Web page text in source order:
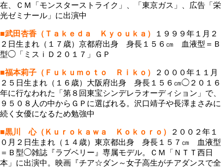
在、ＣＭ「モンスターストライク」、「東京ガス」、広告「栄
光ゼミナール」に出演中
■武田杏香（Ｔａｋｅｄａ Ｋｙｏｕｋａ）
１９９９年１月２
２日生まれ（１７歳）京都府出身 身長１５６㎝ 血液型＝Ｂ
型◯「ミスｉＤ２０１７」ＧＰ
■福本莉子（Ｆｕｋｕｍｏｔｏ Ｒｉｋｏ）
２０００年１１月
２５日生まれ（１６歳）大阪府出身 身長１５６㎝◯２０１６
年に行なわれた「第８回東宝シンデレラオーディション」で、
９５０８人の中からＧＰに選ばれる。沢口靖子や長澤まさみに
続く女優になるため勉強中
■黒川 心（Ｋｕｒｏｋａｗａ Ｋｏｋｏｒｏ）
２００２年１
０月２日生まれ（１４歳）東京都出身 身長１５７㎝ 血液型
＝Ｂ型◯雑誌『ラブベリー』専属モデル。ＣＭ「ＮＴＴ西日
本」に出演中。映画『チア☆ダン～女子高生がチアダンスで全